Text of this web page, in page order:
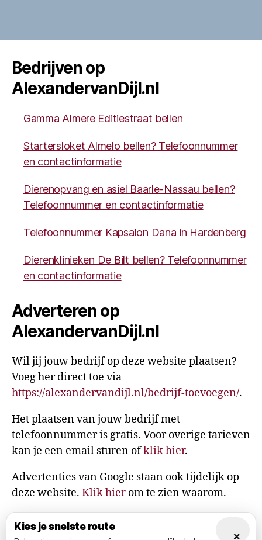
Bedrijven op
AlexandervanDijl.nl
Gamma Almere Editiestraat bellen
Startersloket Almelo bellen? Telefoonnummer
en contactinformatie
Dierenopvang en asiel Baarle-Nassau bellen?
Telefoonnummer en contactinformatie
Telefoonnummer Kapsalon Dana in Hardenberg
Dierenklinieken De Bilt bellen? Telefoonnummer
en contactinformatie
Adverteren op
AlexandervanDijl.nl
Wil jij jouw bedrijf op deze website plaatsen?
Voeg her direct toe via
https://alexandervandijl.nl/bedrijf-toevoegen/.
Het plaatsen van jouw bedrijf met
telefoonnummer is gratis. Voor overige tarieven
kan je een email sturen ofklik hier.
Advertenties van Google staan ook tijdelijk op
deze website. Klik hierom te zien waarom.
×
Kies je snelste route